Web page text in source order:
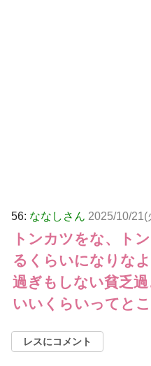
56: ななしさん 2025/10/
トンカツをな、ト
るくらいになりな
過ぎもしない貧乏
いいくらいってとこ
レスにコメント